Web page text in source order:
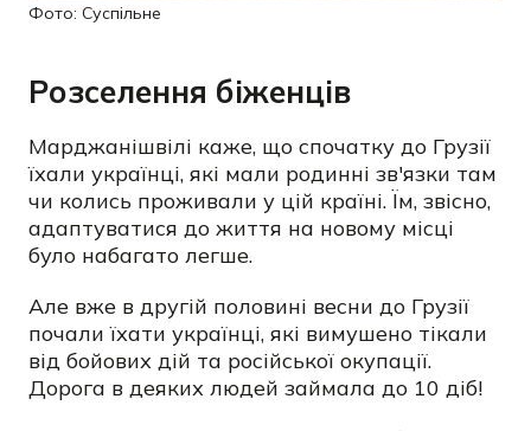
Фото: Суспільне
Розселення біженців
Марджанішвілі каже, що спочатку до Грузії
їхали українці, які мали родинні зв'язки там
чи колись проживали у цій країні. Їм, звісно,
адаптуватися до життя на новому місці
було набагато легше.
Але вже в другій половині весни до Грузії
почали їхати українці, які вимушено тікали
від бойових дій та російської окупації.
Дорога в деяких людей займала до 10 діб!